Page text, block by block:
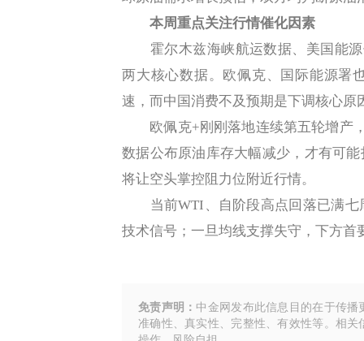
本周重点关注行情催化因素
霍尔木兹海峡航运数据、美国能源
两大核心数据。欧佩克、国际能源署
速，而中国消费不及预期是下调核心原
欧佩克+刚刚落地连续第五轮增产，
数据公布原油库存大幅减少，才有可
将让空头掌控阻力位附近行情。
当前WTI、自阶段高点回落已满七
技术信号；一旦均线支撑失守，下方首
免责声明： 中金网发布此信息目的在于传
准确性、真实性、完整性、有效性等。相